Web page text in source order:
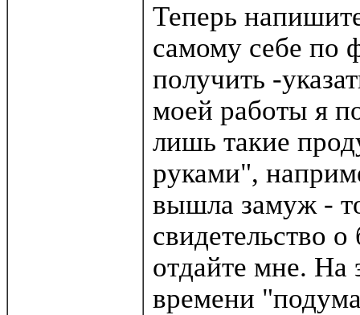
Теперь
самому себе по
получить -
моей работы я
лишь такие
руками",
вышла замуж -
свидетельство
отдайте мне. На
времени